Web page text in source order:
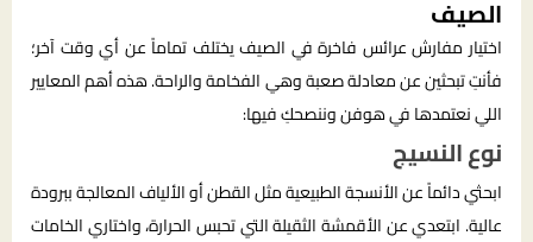
الصيف
اختيار مفارش عرائس فاخرة في الصيف يختلف تماماً عن أي وقت آخر؛
فأنتِ تبحثين عن معادلة صعبة وهي الفخامة والراحة. هذه أهم المعايير
اللي نعتمدها في هوفن وننصحكِ فيها:
نوع النسيج
ابحثي دائماً عن الأنسجة الطبيعية مثل القطن أو الألياف المعالجة ببرودة
عالية. ابتعدي عن الأقمشة الثقيلة التي تحبس الحرارة، واختاري الخامات